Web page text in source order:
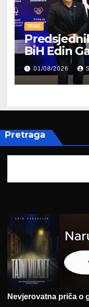
TEME
BiH Edin
01/08/2026
Pretraga
Nevjerovatna priča o